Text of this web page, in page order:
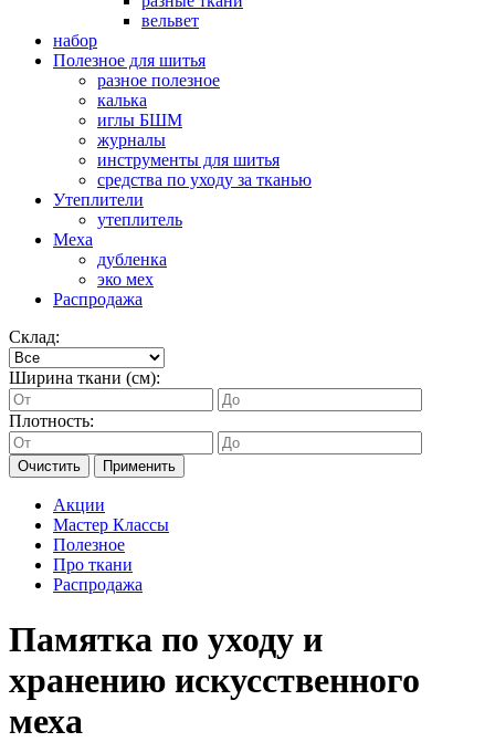
вельвет
набор
Полезное для шитья
разное полезное
калька
иглы БШМ
журналы
инструменты для шитья
средства по уходу за тканью
Утеплители
утеплитель
Меха
дубленка
эко мех
Распродажа
Склад:
Ширина ткани (см):
Плотность:
Очистить Применить
Акции
Мастер Классы
Полезное
Про ткани
Распродажа
Памятка по уходу и
хранению искусственного
меха